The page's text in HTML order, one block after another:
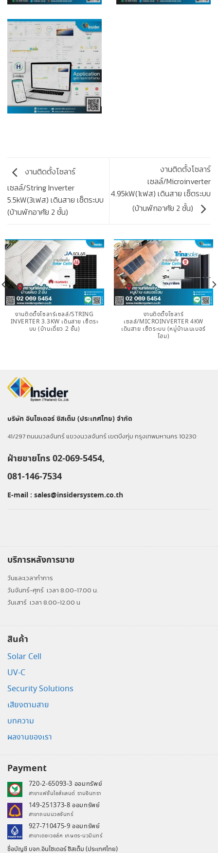
งานติดตั้งโซลาร์
เซลล์/String Inverter
5.5kW(3เฟส) เดินสาย เซ็ตระบบ
(บ้านพักอาศัย 2 ชั้น)
งานติดตั้งโซลาร์
เซลล์/Microinverter
4.95kW(1เฟส) เดินสาย เซ็ตระบบ
(บ้านพักอาศัย 2 ชั้น)
งานติดตั้งโซลาร์เซลล์/STRING
INVERTER 3.3KW เดินสาย เซ็ตระ
บบ (บ้านเดี่ยว 2 ชั้น)
งานติดตั้งโซลาร์
เซลล์/MICROINVERTER 4KW
เดินสาย เซ็ตระบบ (หมู่บ้านเนเบอร์
โฮม)
บริษัท อินไซเดอร์ ซิสเต็ม (ประเทศไทย) จำกัด
41/297 ถนนนวลจันทร์ แขวงนวลจันทร์ เขตบึงกุ่ม กรุงเทพมหานคร 10230
ฝ่ายขายโทร 02-069-5454,
081-146-7534
E-mail : sales@insidersystem.co.th
บริการหลังการขาย
วันและเวลาทำการ
วันจันทร์-ศุกร์ เวลา 8.00-17.00 น.
วันเสาร์ เวลา 8.00-12.00 น
สินค้า
Solar Cell
UV-C
Security Solutions
เสียงตามสาย
บทความ
ผลงานของเรา
Payment
720-2-65093-3 ออมทรัพย์
สาขาแฟชั่นไอส์แลนด์ รามอินทรา
149-251373-8 ออมทรัพย์
สาขาถนนนวลจันทร์
927-710475-9 ออมทรัพย์
สาขาเดอะวอล์ค เกษตร-นวมินทร์
ชื่อบัญชี บจก.อินไซเดอร์ ซิสเต็ม (ประเทศไทย)